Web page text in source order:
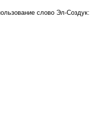
слово Эл-Создук: